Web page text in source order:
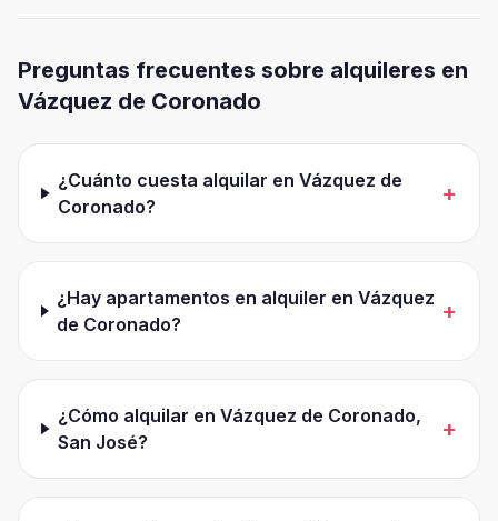
Preguntas frecuentes sobre alquileres en
Vázquez de Coronado
¿Cuánto cuesta alquilar en Vázquez de
Coronado?
+
¿Hay apartamentos en alquiler en Vázquez
de Coronado?
+
¿Cómo alquilar en Vázquez de Coronado,
San José?
+